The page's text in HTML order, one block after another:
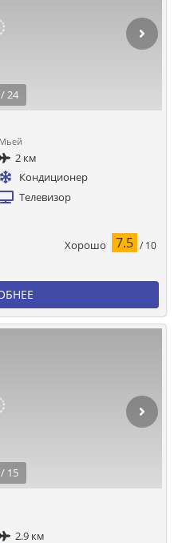
24
2 км
Кондиционер
Телевизор
Хорошо 7.5 / 10
15
2.9 км